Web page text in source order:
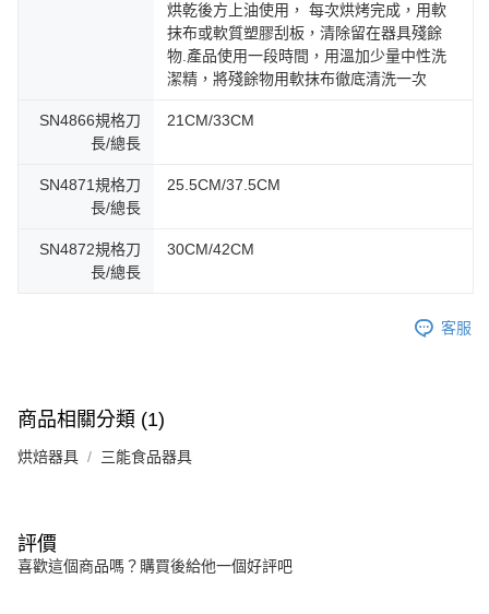
烘乾後方上油使用， 每次烘烤完成，用軟
抹布或軟質塑膠刮板，清除留在器具殘餘
物.產品使用一段時間，用溫加少量中性洗
潔精，將殘餘物用軟抹布徹底清洗一次
SN4866規格刀
長/總長
21CM/33CM
SN4871規格刀
長/總長
25.5CM/37.5CM
SN4872規格刀
長/總長
30CM/42CM
客服
商品相關分類 (1)
烘焙器具 三能食品器具
評價
喜歡這個商品嗎？購買後給他一個好評吧